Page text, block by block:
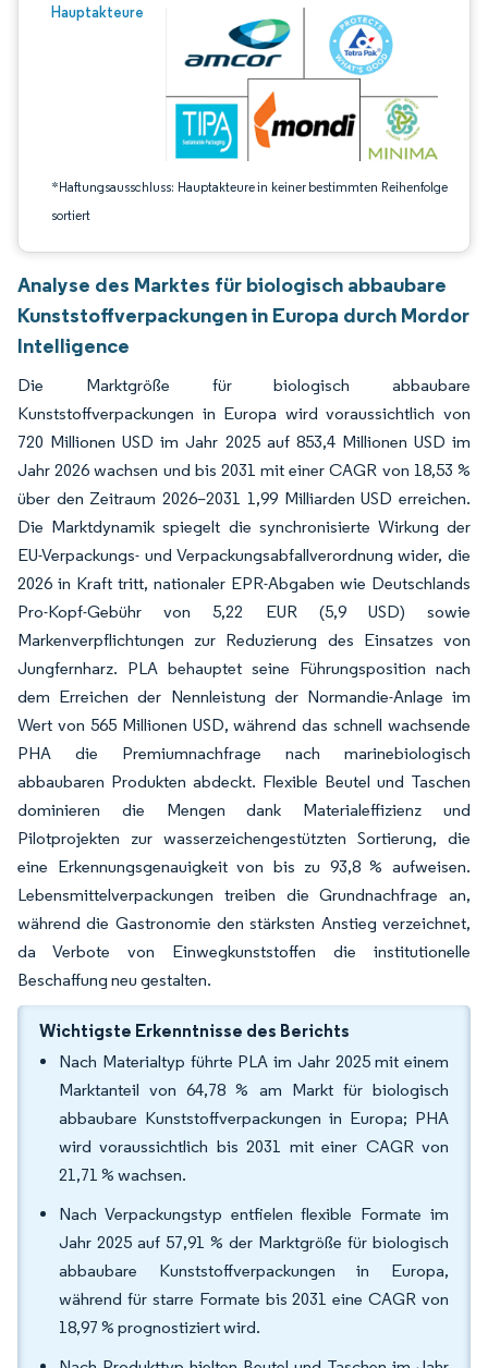
Hauptakteure
*Haftungsausschluss: Hauptakteure in keiner bestimmten Reihenfolge
sortiert
Bild © Mordor Intelligence. Wiederverwendung erfordert Namensnennung
Analyse des Marktes für biologisch abbaubare
Kunststoffverpackungen in Europa durch Mordor
Intelligence
Die Marktgröße für biologisch abbaubare
Kunststoffverpackungen in Europa wird voraussichtlich von
720 Millionen USD im Jahr 2025 auf 853,4 Millionen USD im
Jahr 2026 wachsen und bis 2031 mit einer CAGR von 18,53 %
über den Zeitraum 2026–2031 1,99 Milliarden USD erreichen.
Die Marktdynamik spiegelt die synchronisierte Wirkung der
EU-Verpackungs- und Verpackungsabfallverordnung wider, die
2026 in Kraft tritt, nationaler EPR-Abgaben wie Deutschlands
Pro-Kopf-Gebühr von 5,22 EUR (5,9 USD) sowie
Markenverpflichtungen zur Reduzierung des Einsatzes von
Jungfernharz. PLA behauptet seine Führungsposition nach
dem Erreichen der Nennleistung der Normandie-Anlage im
Wert von 565 Millionen USD, während das schnell wachsende
PHA die Premiumnachfrage nach marinebiologisch
abbaubaren Produkten abdeckt. Flexible Beutel und Taschen
dominieren die Mengen dank Materialeffizienz und
Pilotprojekten zur wasserzeichengestützten Sortierung, die
eine Erkennungsgenauigkeit von bis zu 93,8 % aufweisen.
Lebensmittelverpackungen treiben die Grundnachfrage an,
während die Gastronomie den stärksten Anstieg verzeichnet,
da Verbote von Einwegkunststoffen die institutionelle
Beschaffung neu gestalten.
Wichtigste Erkenntnisse des Berichts
Nach Materialtyp führte PLA im Jahr 2025 mit einem
Marktanteil von 64,78 % am Markt für biologisch
abbaubare Kunststoffverpackungen in Europa; PHA
wird voraussichtlich bis 2031 mit einer CAGR von
21,71 % wachsen.
Nach Verpackungstyp entfielen flexible Formate im
Jahr 2025 auf 57,91 % der Marktgröße für biologisch
abbaubare Kunststoffverpackungen in Europa,
während für starre Formate bis 2031 eine CAGR von
18,97 % prognostiziert wird.